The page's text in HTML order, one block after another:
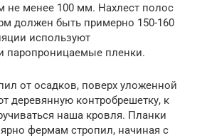
не менее 100 мм. Нахлест полос
должен быть примерно 150-160
используют
паропроницаемые пленки.
от осадков, поверх уложенной
деревянную контробрешетку, к
наша кровля. Планки
фермам стропил, начиная с